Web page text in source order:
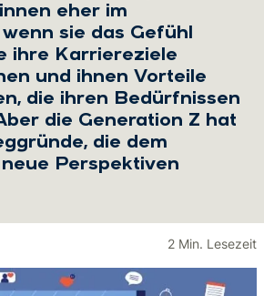
eher im
sie das Gefühl
ihre Karriereziele
und ihnen Vorteile
die ihren Bedürfnissen
die Generation Z hat
die dem
Perspektiven
2 Min. Lesezeit